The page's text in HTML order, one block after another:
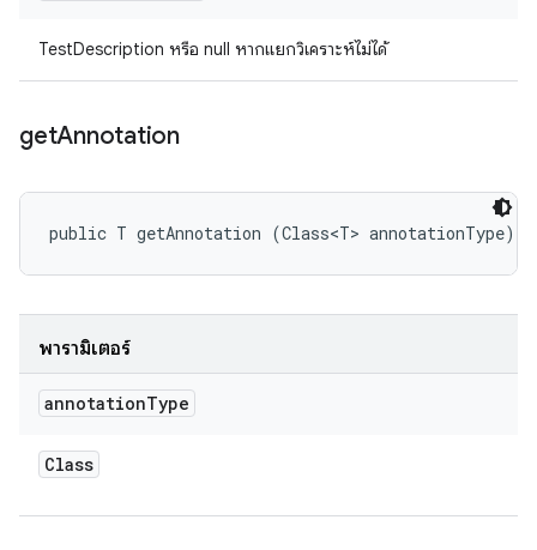
TestDescription หรือ null หากแยกวิเคราะห์ไม่ได้
getAnnotation
public T getAnnotation (Class<T> annotationType)
พารามิเตอร์
annotationType
Class